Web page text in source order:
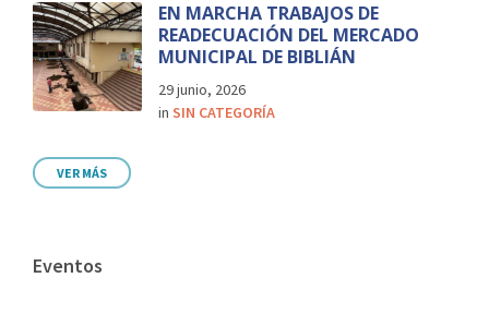
EN MARCHA TRABAJOS DE
READECUACIÓN DEL MERCADO
MUNICIPAL DE BIBLIÁN
29 junio, 2026
in SIN CATEGORÍA
VER MÁS
Eventos